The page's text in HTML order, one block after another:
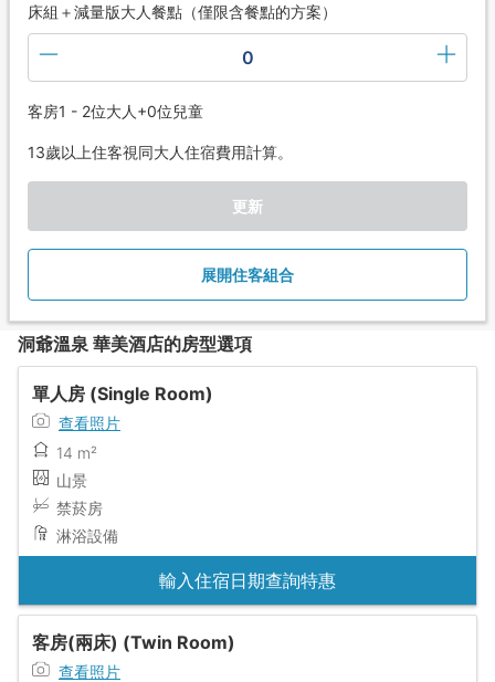
床組＋減量版大人餐點（僅限含餐點的方案）
0
客房1 - 2位大人+0位兒童
13歲以上住客視同大人住宿費用計算。
更新
展開住客組合
洞爺溫泉 華美酒店的房型選項
單人房 (Single Room)
查看照片
14 m²
山景
禁菸房
淋浴設備
輸入住宿日期查詢特惠
客房(兩床) (Twin Room)
查看照片